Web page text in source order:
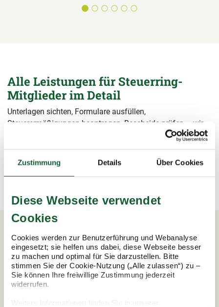
Zustimmung Details Über Cookies
Diese Webseite verwendet
Cookies
Cookies werden zur Benutzerführung und Webanalyse
eingesetzt; sie helfen uns dabei, diese Webseite besser
zu machen und optimal für Sie darzustellen. Bitte
stimmen Sie der Cookie-Nutzung („Alle zulassen“) zu –
Sie können Ihre freiwillige Zustimmung jederzeit
widerrufen.
Alle Leistungen für Steuerring-
Mitglieder im Detail
Unterlagen sichten, Formulare ausfüllen,
Steuerermäßigungen beantragen, Bescheide prüfen – wir
übernehmen alle Arbeiten rund um die Steuererklärung und
In 3 Schritten zur Steuererklärung.
So funktioniert's: